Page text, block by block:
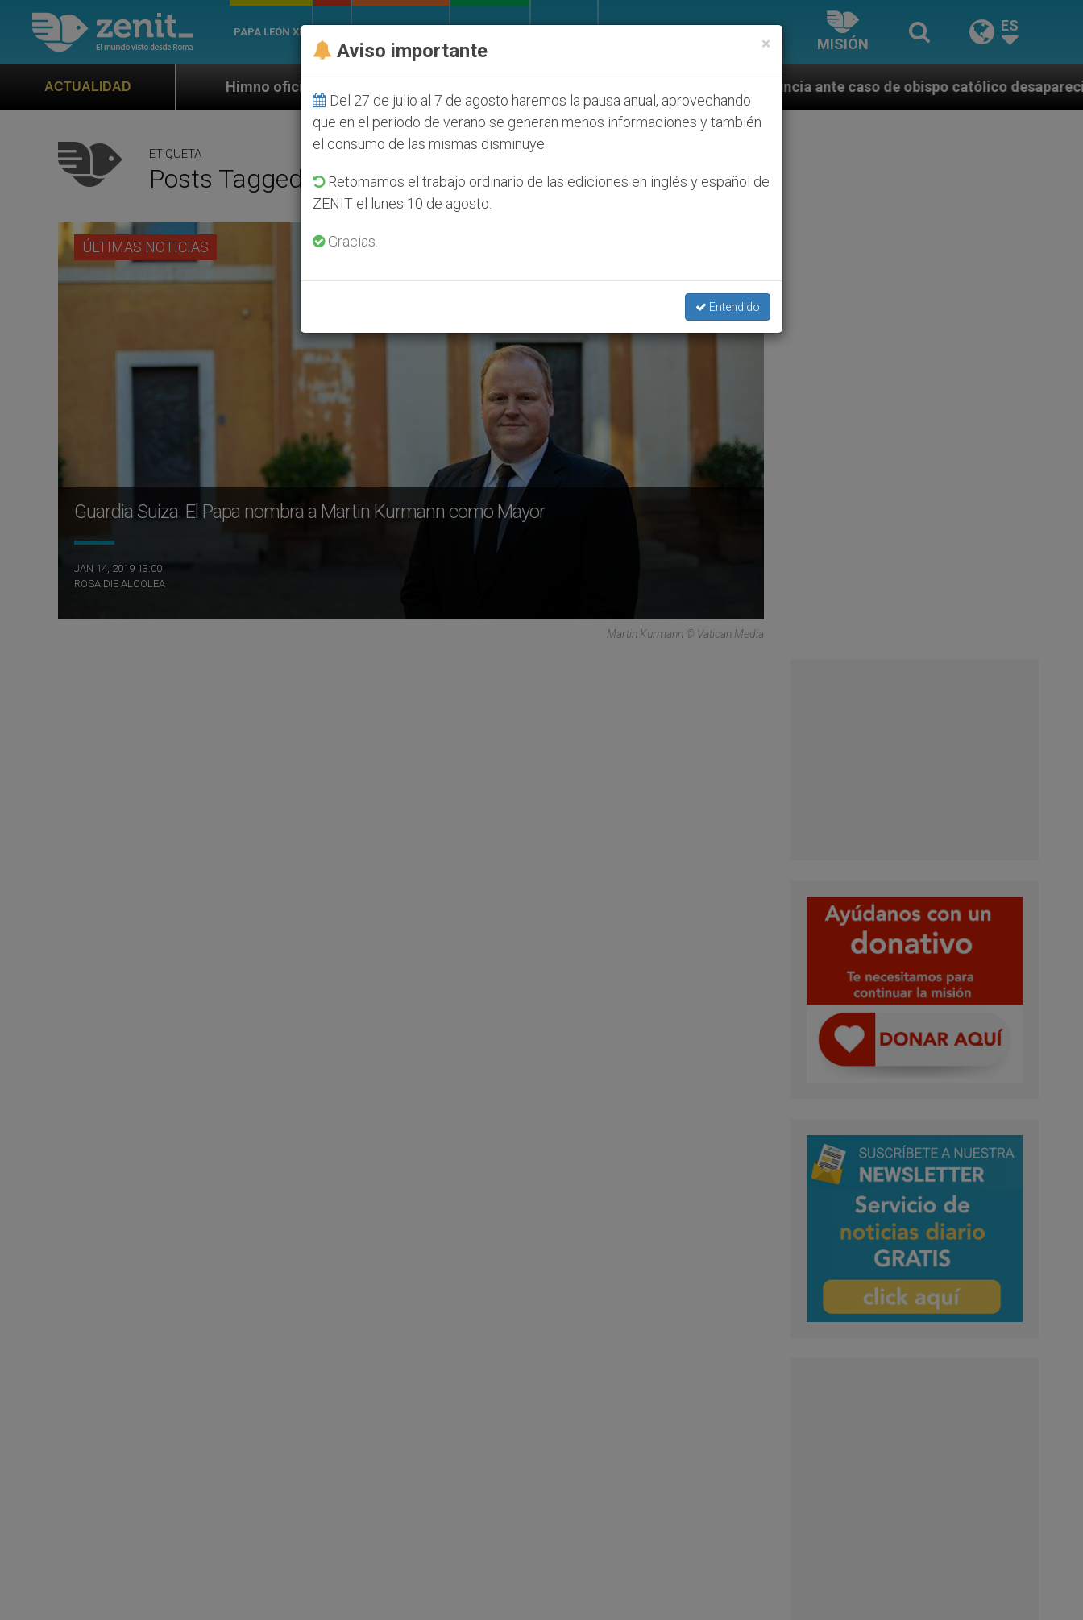
PAPA LEÓN XIV
MISIÓN
ES
ACTUALIDADHimno oficial de la Jornada Mundial de la Juventud Seúl 2027 ONU se pronuncia ante caso de obispo católico desaparecido por la
ETIQUETA
Posts Tagged ‘Teniente Mayor’
ÚLTIMAS NOTICIAS
Guardia Suiza: El Papa nombra a Martin Kurmann como Mayor
JAN 14, 2019 13:00
ROSA DIE ALCOLEA
Martin Kurmann © Vatican Media
×
Aviso importante
Del 27 de julio al 7 de agosto haremos la pausa anual, aprovechando
que en el periodo de verano se generan menos informaciones y también
el consumo de las mismas disminuye.
Retomamos el trabajo ordinario de las ediciones en inglés y español de
ZENIT el lunes 10 de agosto.
Gracias.
Entendido